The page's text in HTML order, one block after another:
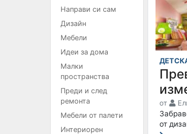
Направи си сам
Дизайн
Мебели
Идеи за дома
Малки
пространства
Преди и след
ремонта
Мебели от палети
Интериорен
от
от